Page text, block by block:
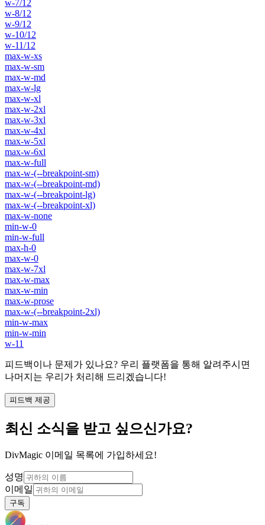
w-7/12
w-8/12
w-9/12
w-10/12
w-11/12
max-w-xs
max-w-sm
max-w-md
max-w-lg
max-w-xl
max-w-2xl
max-w-3xl
max-w-4xl
max-w-5xl
max-w-6xl
max-w-full
max-w-(--breakpoint-sm)
max-w-(--breakpoint-md)
max-w-(--breakpoint-lg)
max-w-(--breakpoint-xl)
max-w-none
min-w-0
min-w-full
max-h-0
max-w-0
max-w-7xl
max-w-max
max-w-min
max-w-prose
max-w-(--breakpoint-2xl)
min-w-max
min-w-min
w-11
피드백이나 문제가 있나요? 우리 플랫폼을 통해 알려주시면
나머지는 우리가 처리해 드리겠습니다!
피드백 제공
최신 소식을 받고 싶으신가요?
DivMagic 이메일 목록에 가입하세요!
성명
이메일
구독